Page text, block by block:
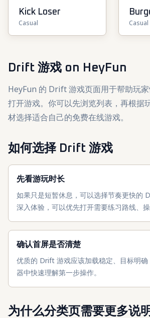
Kick Loser
Casual Casual
Drift 游戏 on HeyFun
HeyFun 的 Drift 游戏页面用于帮助玩
打开游戏。你可以先浏览列表，再根据
材选择适合自己的免费在线游戏。
如何选择 Drift 游戏
先看游玩时长
如果只是短暂休息，可以选择节奏更快的
深入体验，可以优先打开需要练习路线、操
确认首屏是否清楚
优质的 Drift 游戏应该加载稳定、目标明
器中快速理解第一步操作。
为什么分类页需要更多说明